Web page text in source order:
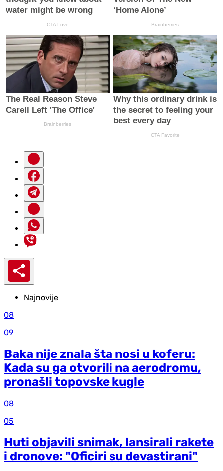
Najnovije
08
09
Baka nije znala šta nosi u koferu:
Kada su ga otvorili na aerodromu,
pronašli topovske kugle
08
05
Huti objavili snimak, lansirali rakete
i dronove: "Oficiri su devastirani"